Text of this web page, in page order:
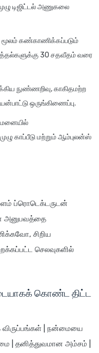
டிஜிட்டல் அணுகலை
கண்காணிக்கப்படும்
30 சதவீதம் வரை
நுண்ணறிவு, காகிதமற்ற
ஒருங்கிணைப்பு.
காப்பீடு மற்றும் ஆம்புலன்ஸ்
ப்ரொடெக்டருடன்
அனுபவத்தை
சிறிய
செலவுகளில்
கொண்ட திட்ட
விருப்பங்கள் | நன்மையை
| தனித்துவமான அம்சம் |